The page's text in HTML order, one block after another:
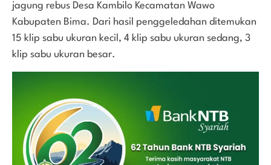
jagung rebus Desa Kambilo Kecamatan Wawo
Kabupaten Bima. Dari hasil penggeledahan ditemukan
15 klip sabu ukuran kecil, 4 klip sabu ukuran sedang, 3
klip sabu ukuran besar.